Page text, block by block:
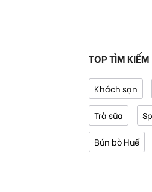
TOP TÌM KIẾM
Khách sạn
Trà sữa
Bún bò Huế